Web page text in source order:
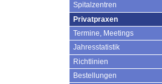
Spitalzentren
Privatpraxen
Termine, Meetings
Jahresstatistik
Richtlinien
Bestellungen